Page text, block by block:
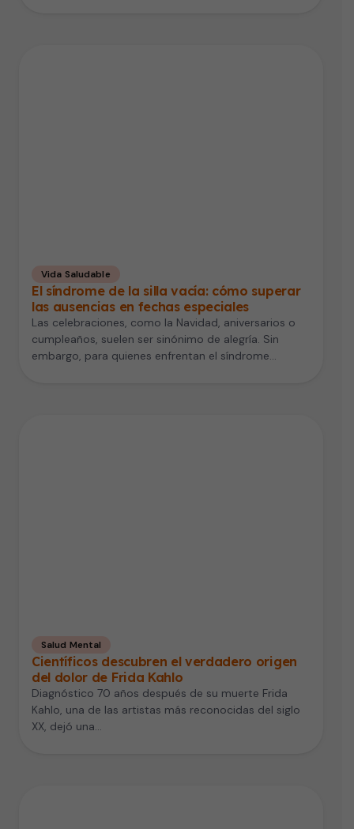
Vida Saludable
El síndrome de la silla vacía: cómo superar
las ausencias en fechas especiales
Las celebraciones, como la Navidad, aniversarios o
cumpleaños, suelen ser sinónimo de alegría. Sin
embargo, para quienes enfrentan el síndrome…
Salud Mental
Científicos descubren el verdadero origen
del dolor de Frida Kahlo
Diagnóstico 70 años después de su muerte Frida
Kahlo, una de las artistas más reconocidas del siglo
XX, dejó una…